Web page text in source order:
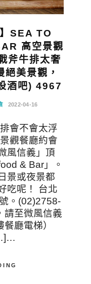
SEA TO
高空景觀
斧牛排太奢
美景觀，
酒吧) 4967
2022-04-16
會不會太浮
觀餐廳約會
風信義」頂
& Bar」。
景或夜景都
吃呢！ 台北
。(02)2758-
請至微風信義
廳電梯）